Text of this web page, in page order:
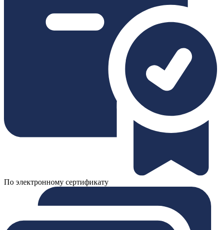
По электронному сертификату